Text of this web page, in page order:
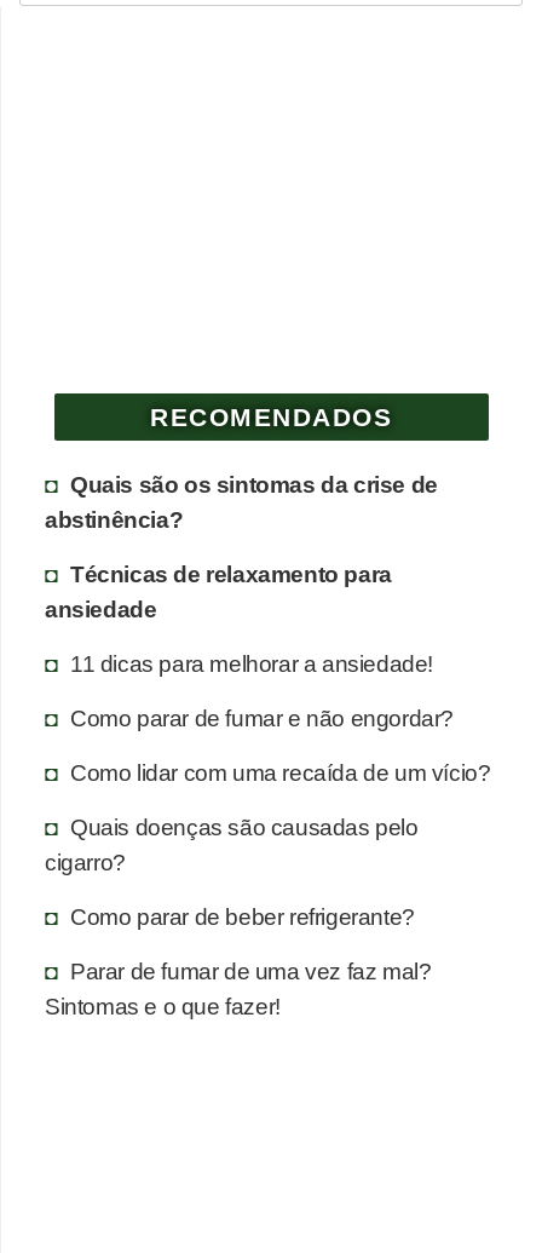
RECOMENDADOS
Quais são os sintomas da crise de
abstinência?
Técnicas de relaxamento para
ansiedade
11 dicas para melhorar a ansiedade!
Como parar de fumar e não engordar?
Como lidar com uma recaída de um vício?
Quais doenças são causadas pelo
cigarro?
Como parar de beber refrigerante?
Parar de fumar de uma vez faz mal?
Sintomas e o que fazer!